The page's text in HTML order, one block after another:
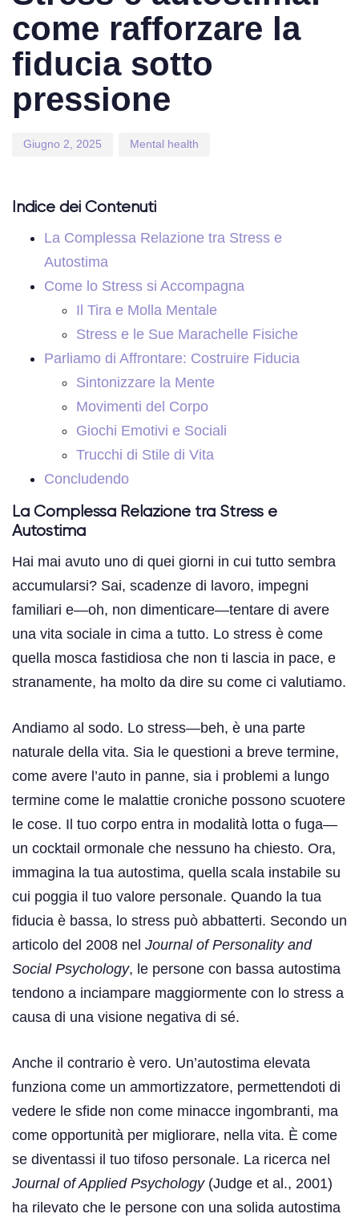
come rafforzare la
fiducia sotto
pressione
Giugno 2, 2025 Mental health
Indice dei Contenuti
La Complessa Relazione tra Stress e
Autostima
Come lo Stress si Accompagna
Il Tira e Molla Mentale
Stress e le Sue Marachelle Fisiche
Parliamo di Affrontare: Costruire Fiducia
Sintonizzare la Mente
Movimenti del Corpo
Giochi Emotivi e Sociali
Trucchi di Stile di Vita
Concludendo
La Complessa Relazione tra Stress e
Autostima
Hai mai avuto uno di quei giorni in cui tutto sembra
accumularsi? Sai, scadenze di lavoro, impegni
familiari e—oh, non dimenticare—tentare di avere
una vita sociale in cima a tutto. Lo stress è come
quella mosca fastidiosa che non ti lascia in pace, e
stranamente, ha molto da dire su come ci valutiamo.
Andiamo al sodo. Lo stress—beh, è una parte
naturale della vita. Sia le questioni a breve termine,
come avere l’auto in panne, sia i problemi a lungo
termine come le malattie croniche possono scuotere
le cose. Il tuo corpo entra in modalità lotta o fuga—
un cocktail ormonale che nessuno ha chiesto. Ora,
immagina la tua autostima, quella scala instabile su
cui poggia il tuo valore personale. Quando la tua
fiducia è bassa, lo stress può abbatterti. Secondo un
articolo del 2008 nel Journal of Personality and
Social Psychology, le persone con bassa autostima
tendono a inciampare maggiormente con lo stress a
causa di una visione negativa di sé.
Anche il contrario è vero. Un’autostima elevata
funziona come un ammortizzatore, permettendoti di
vedere le sfide non come minacce ingombranti, ma
come opportunità per migliorare, nella vita. È come
se diventassi il tuo tifoso personale. La ricerca nel
Journal of Applied Psychology(Judge et al., 2001)
ha rilevato che le persone con una solida autostima